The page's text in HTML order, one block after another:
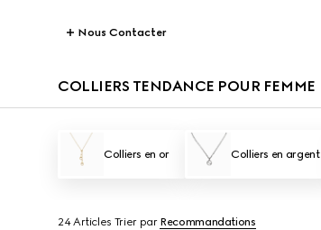
Nous Contacter
COLLIERS TENDANCE POUR FEMME
Colliers en or Colliers en argent
24 Articles Trier par Recommandations